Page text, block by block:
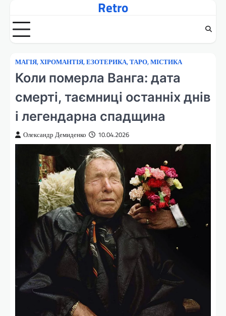
вмісту
Retro
МАГІЯ, ХІРОМАНТІЯ, ЕЗОТЕРИКА, ТАРО, МІСТИКА
Коли померла Ванга: дата
смерті, таємниці останніх днів
і легендарна спадщина
Олександр Демиденко 10.04.2026